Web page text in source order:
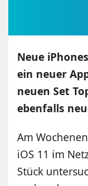
Neue
ein neuer
neuen Set
ebenfalls
Am
iOS 11 im
Stück